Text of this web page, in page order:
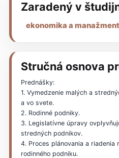
Zaradený v
ekonomika a
Stručná osnova
Prednášky:
1. Vymedzenie malých a
a vo svete.
2. Rodinné podniky.
3. Legislatívne úpravy
stredných podnikov.
4. Proces plánovania a riadenia
rodinného podniku.